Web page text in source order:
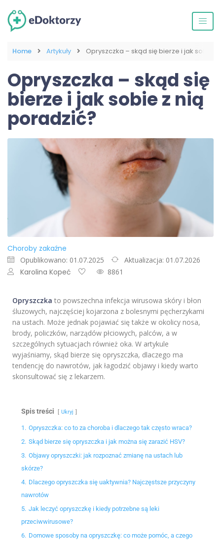
Home Artykuły Opryszczka – skąd się bierze i jak sobie
Opryszczka – skąd się
bierze i jak sobie z nią
poradzić?
Choroby zakaźne
Opublikowano: 01.07.2025 Aktualizacja: 01.07.2026
Karolina Kopeć 8861
Opryszczka to powszechna infekcja wirusowa skóry i błon
śluzowych, najczęściej kojarzona z bolesnymi pęcherzykami
na ustach. Może jednak pojawiać się także w okolicy nosa,
brody, policzków, narządów płciowych, palców, a w
szczególnych sytuacjach również oka. W artykule
wyjaśniamy, skąd bierze się opryszczka, dlaczego ma
tendencję do nawrotów, jak łagodzić objawy i kiedy warto
skonsultować się z lekarzem.
Spis treści Ukryj
1. Opryszczka: co to za choroba i dlaczego tak często wraca?
2. Skąd bierze się opryszczka i jak można się zarazić HSV?
3. Objawy opryszczki: jak rozpoznać zmianę na ustach lub
skórze?
4. Dlaczego opryszczka się uaktywnia? Najczęstsze przyczyny
nawrotów
5. Jak leczyć opryszczkę i kiedy potrzebne są leki
przeciwwirusowe?
6. Domowe sposoby na opryszczkę: co może pomóc, a czego